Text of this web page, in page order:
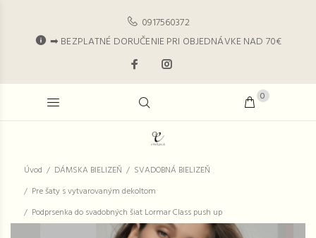
0917560372
➡ BEZPLATNÉ DORUČENIE PRI OBJEDNÁVKE NAD 70€
0
Úvod DÁMSKA BIELIZEŇ
SVADOBNÁ BIELIZEŇ
Pre šaty s vytvarovaným dekoltom
Podprsenka do svadobných šiat Lormar Class push up